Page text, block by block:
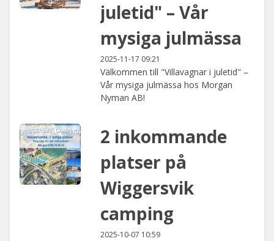
juletid" – Vår
mysiga julmässa
2025-11-17 09:21
Välkommen till "Villavagnar i juletid" –
Vår mysiga julmässa hos Morgan
Nyman AB!
2 inkommande
platser på
Wiggersvik
camping
2025-10-07 10:59